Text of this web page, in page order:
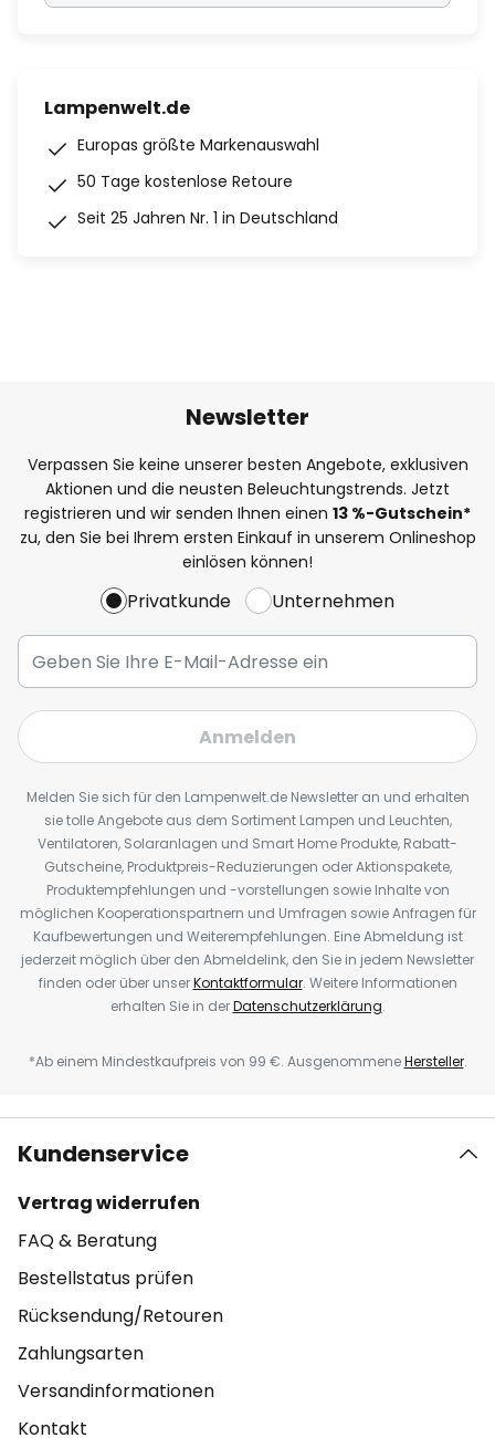
Lampenwelt.de
Europas größte Markenauswahl
50 Tage kostenlose Retoure
Seit 25 Jahren Nr. 1 in Deutschland
Newsletter
Verpassen Sie keine unserer besten Angebote, exklusiven
Aktionen und die neusten Beleuchtungstrends. Jetzt
registrieren und wir senden Ihnen einen 13 %-Gutschein*
zu, den Sie bei Ihrem ersten Einkauf in unserem Onlineshop
einlösen können!
Privatkunde Unternehmen
Anmelden
Melden Sie sich für den Lampenwelt.de Newsletter an und erhalten
sie tolle Angebote aus dem Sortiment Lampen und Leuchten,
Ventilatoren, Solaranlagen und Smart Home Produkte, Rabatt-
Gutscheine, Produktpreis-Reduzierungen oder Aktionspakete,
Produktempfehlungen und -vorstellungen sowie Inhalte von
möglichen Kooperationspartnern und Umfragen sowie Anfragen für
Kaufbewertungen und Weiterempfehlungen. Eine Abmeldung ist
jederzeit möglich über den Abmeldelink, den Sie in jedem Newsletter
finden oder über unserKontaktformular. Weitere Informationen
erhalten Sie in derDatenschutzerklärung.
*Ab einem Mindestkaufpreis von 99 €. AusgenommeneHersteller.
Kundenservice
Vertrag widerrufen
FAQ & Beratung
Bestellstatus prüfen
Rücksendung/Retouren
Zahlungsarten
Versandinformationen
Kontakt